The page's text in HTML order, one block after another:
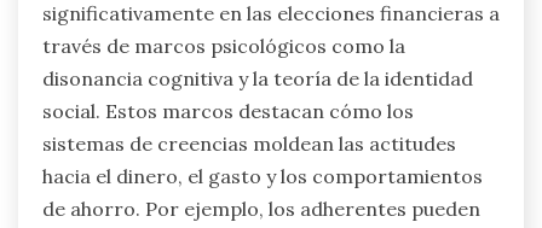
significativamente en las elecciones financieras a
través de marcos psicológicos como la
disonancia cognitiva y la teoría de la identidad
social. Estos marcos destacan cómo los
sistemas de creencias moldean las actitudes
hacia el dinero, el gasto y los comportamientos
de ahorro. Por ejemplo, los adherentes pueden